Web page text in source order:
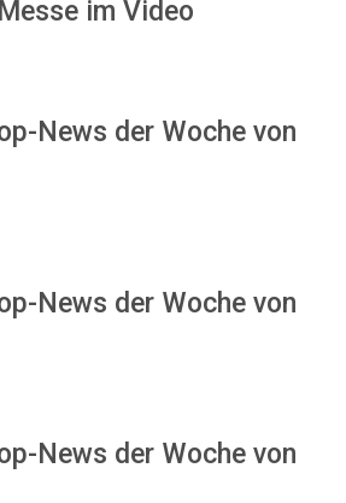
im Video
News der Woche von
News der Woche von
News der Woche von